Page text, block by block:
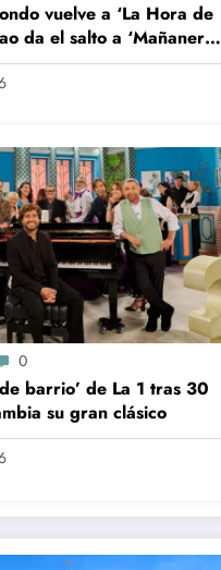
vuelve a ‘La Hora de
da el salto a ‘Mañaneros
0
barrio’ de La 1 tras 30
su gran clásico